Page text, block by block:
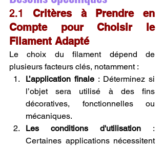
2.1 Critères à Prendre en
Compte pour Choisir le
Filament Adapté
Le choix du filament dépend de
plusieurs facteurs clés, notamment :
L’application finale : Déterminez si
l’objet sera utilisé à des fins
décoratives, fonctionnelles ou
mécaniques.
Les conditions d'utilisation :
Certaines applications nécessitent